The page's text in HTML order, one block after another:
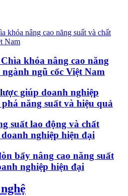
khóa nâng cao năng
ngũ cốc Việt Nam
giúp doanh nghiệp
năng suất và hiệu quả
suất lao động và chất
nghiệp hiện đại
bẩy nâng cao năng suất
nghiệp hiện đại